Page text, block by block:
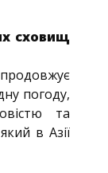
сховищ
погоду,
та
в Азії